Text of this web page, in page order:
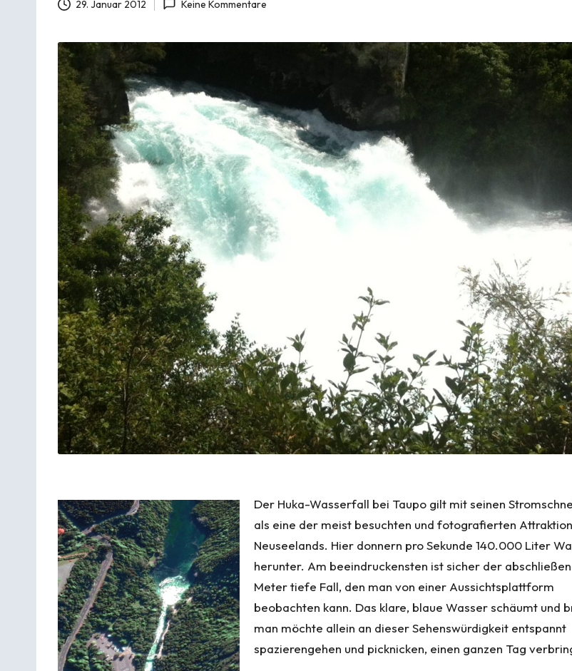
r
29. Januar 2012 Keine Kommentare
Der Huka-Wasserfall bei Taupo gilt mit seinen
als eine der meist besuchten und fotografierten
Neuseelands. Hier donnern pro Sekunde 140.000 Liter
herunter. Am beeindruckensten ist sicher der
Meter tiefe Fall, den man von einer Aussichtsplattform
beobachten kann. Das klare, blaue Wasser schäumt und
man möchte allein an dieser Sehenswürdigkeit entspannt
spazierengehen und picknicken, einen ganzen Tag